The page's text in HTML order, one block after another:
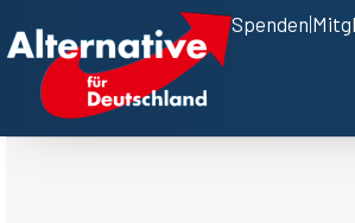
Spenden